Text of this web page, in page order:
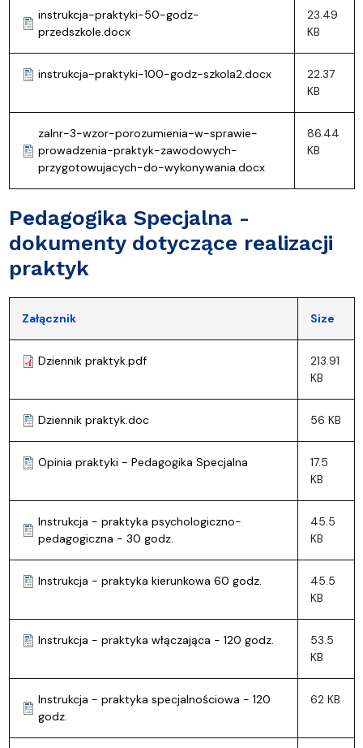
instrukcja-praktyki-50-godz-
przedszkole.docx
23.49
KB
instrukcja-praktyki-100-godz-szkola2.docx
22.37
KB
zalnr-3-wzor-porozumienia-w-sprawie-
prowadzenia-praktyk-zawodowych-
przygotowujacych-do-wykonywania.docx
86.44
KB
Pedagogika Specjalna -
dokumenty dotyczące realizacji
praktyk
Załącznik Size
Dziennik praktyk.pdf
213.91
KB
Dziennik praktyk.doc 56 KB
Opinia praktyki - Pedagogika Specjalna
17.5
KB
Instrukcja - praktyka psychologiczno-
pedagogiczna - 30 godz.
45.5
KB
Instrukcja - praktyka kierunkowa 60 godz.
45.5
KB
Instrukcja - praktyka włączająca - 120 godz.
53.5
KB
Instrukcja - praktyka specjalnościowa - 120
godz.
62 KB